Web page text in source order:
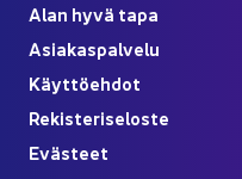
Alan hyvä tapa
Asia­kas­pal­ve­lu
Käyt­tö­eh­dot
Re­kis­te­ri­se­los­te
Eväs­teet